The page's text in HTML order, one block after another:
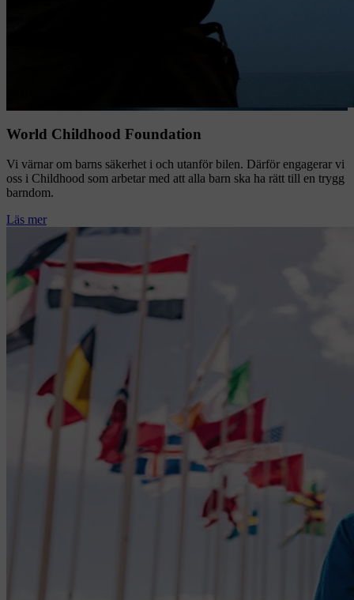
World Childhood Foundation
Vi värnar om barns säkerhet i och utanför bilen. Därför engagerar vi
oss i Childhood som arbetar med att alla barn ska ha rätt till en trygg
barndom.
Läs mer